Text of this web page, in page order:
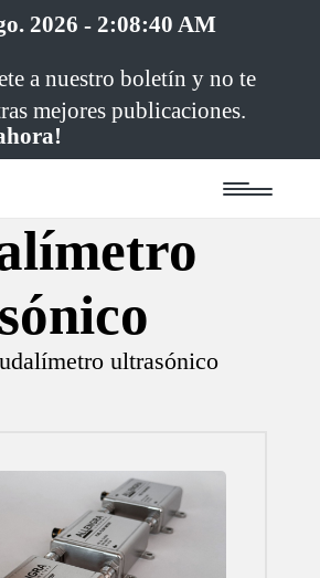
2026 -2:08:40 AM
a nuestro boletín y no te
mejores publicaciones.
ultrasónico